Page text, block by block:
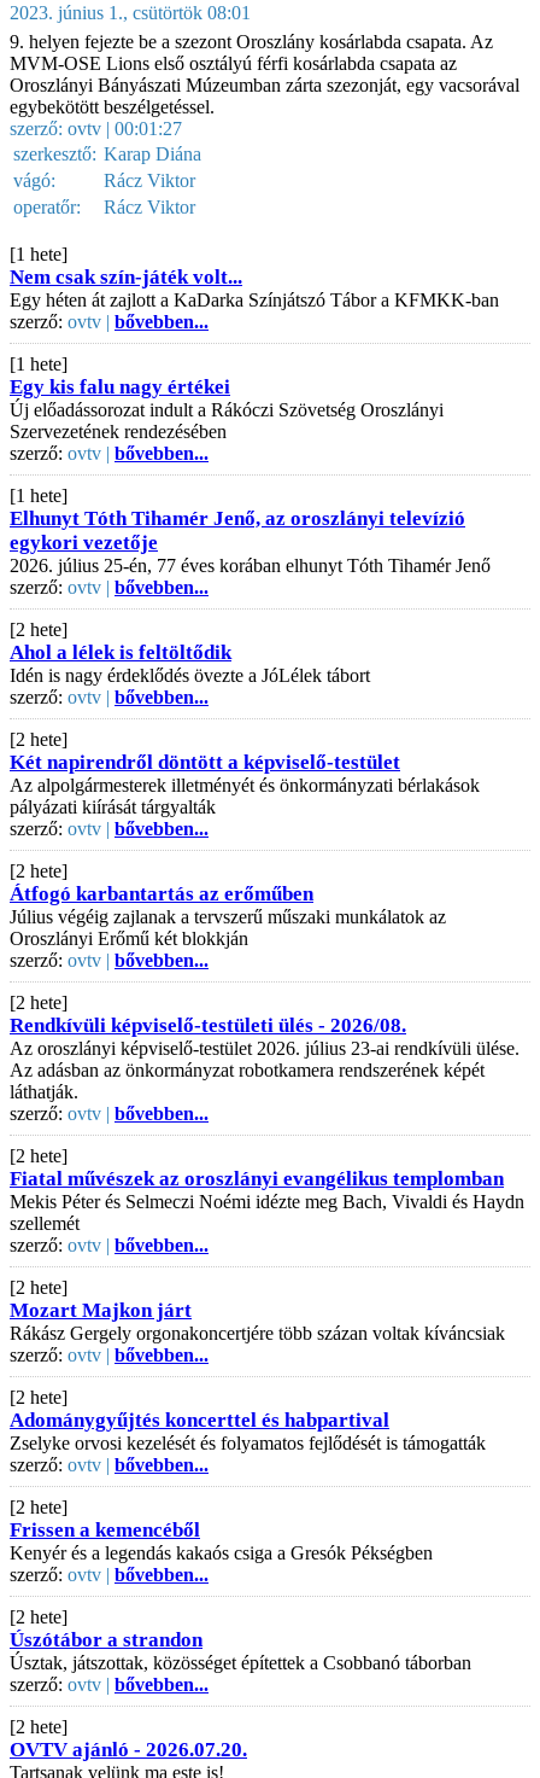
2023. június 1., csütörtök 08:01
9. helyen fejezte be a szezont Oroszlány kosárlabda csapata. Az
MVM-OSE Lions első osztályú férfi kosárlabda csapata az
Oroszlányi Bányászati Múzeumban zárta szezonját, egy vacsorával
egybekötött beszélgetéssel.
szerző: ovtv | 00:01:27
szerkesztő: Karap Diána
vágó:
Rácz Viktor
operatőr:
Rácz Viktor
[1 hete]
Nem csak szín-játék volt...
Egy héten át zajlott a KaDarka Színjátszó Tábor a KFMKK-ban
szerző: ovtv | bővebben...
[1 hete]
Egy kis falu nagy értékei
Új előadássorozat indult a Rákóczi Szövetség Oroszlányi
Szervezetének rendezésében
szerző: ovtv | bővebben...
[1 hete]
Elhunyt Tóth Tihamér Jenő, az oroszlányi televízió
egykori vezetője
2026. július 25-én, 77 éves korában elhunyt Tóth Tihamér Jenő
szerző: ovtv | bővebben...
[2 hete]
Ahol a lélek is feltöltődik
Idén is nagy érdeklődés övezte a JóLélek tábort
szerző: ovtv | bővebben...
[2 hete]
Két napirendről döntött a képviselő-testület
Az alpolgármesterek illetményét és önkormányzati bérlakások
pályázati kiírását tárgyalták
szerző: ovtv | bővebben...
[2 hete]
Átfogó karbantartás az erőműben
Július végéig zajlanak a tervszerű műszaki munkálatok az
Oroszlányi Erőmű két blokkján
szerző: ovtv | bővebben...
[2 hete]
Rendkívüli képviselő-testületi ülés - 2026/08.
Az oroszlányi képviselő-testület 2026. július 23-ai rendkívüli ülése.
Az adásban az önkormányzat robotkamera rendszerének képét
láthatják.
szerző: ovtv | bővebben...
[2 hete]
Fiatal művészek az oroszlányi evangélikus templomban
Mekis Péter és Selmeczi Noémi idézte meg Bach, Vivaldi és Haydn
szellemét
szerző: ovtv | bővebben...
[2 hete]
Mozart Majkon járt
Rákász Gergely orgonakoncertjére több százan voltak kíváncsiak
szerző: ovtv | bővebben...
[2 hete]
Adománygyűjtés koncerttel és habpartival
Zselyke orvosi kezelését és folyamatos fejlődését is támogatták
szerző: ovtv | bővebben...
[2 hete]
Frissen a kemencéből
Kenyér és a legendás kakaós csiga a Gresók Pékségben
szerző: ovtv | bővebben...
[2 hete]
Úszótábor a strandon
Úsztak, játszottak, közösséget építettek a Csobbanó táborban
szerző: ovtv | bővebben...
[2 hete]
OVTV ajánló - 2026.07.20.
Tartsanak velünk ma este is!